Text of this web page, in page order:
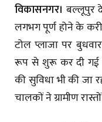
विकासनगर। बल्लूपुर
लगभग पूर्ण होने के
टोल प्लाजा पर
रूप से शुरू कर दी गई
की सुविधा भी की जा
चालकों ने ग्रामीण